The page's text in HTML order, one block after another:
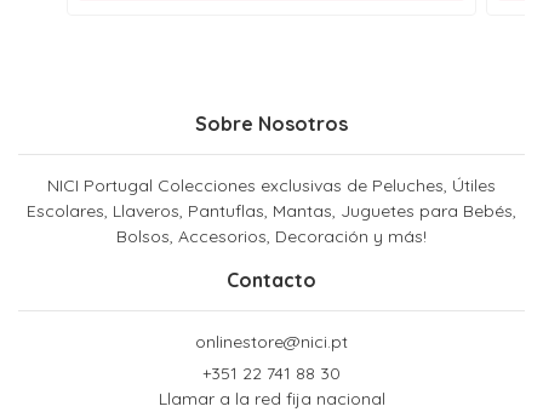
Sobre Nosotros
NICI Portugal Colecciones exclusivas de Peluches, Útiles
Escolares, Llaveros, Pantuflas, Mantas, Juguetes para Bebés,
Bolsos, Accesorios, Decoración y más!
Contacto
onlinestore@nici.pt
+351 22 741 88 30
Llamar a la red fija nacional